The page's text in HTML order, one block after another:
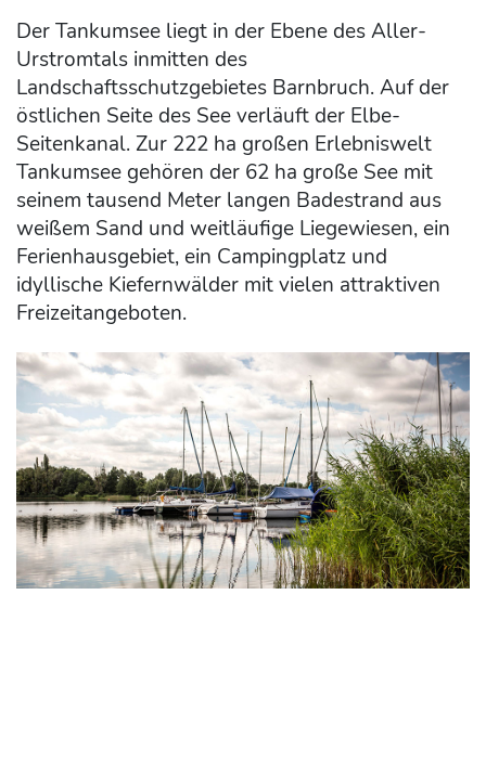
Der Tankumsee liegt in der Ebene des Aller-
Urstromtals inmitten des
Landschaftsschutzgebietes Barnbruch. Auf der
östlichen Seite des See verläuft der Elbe-
Seitenkanal. Zur 222 ha großen Erlebniswelt
Tankumsee gehören der 62 ha große See mit
seinem tausend Meter langen Badestrand aus
weißem Sand und weitläufige Liegewiesen, ein
Ferienhausgebiet, ein Campingplatz und
idyllische Kiefernwälder mit vielen attraktiven
Freizeitangeboten.